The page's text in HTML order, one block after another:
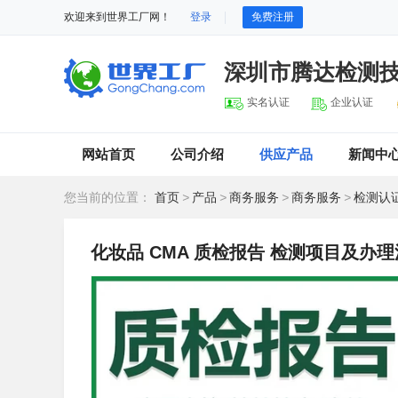
欢迎来到世界工厂网！ 登录 免费注册
深圳市腾达检测
实名认证 企业认证
网站首页 公司介绍 供应产品 新闻中
您当前的位置： 首页 > 产品 >商务服务 >商务服务 >检测认
化妆品 CMA 质检报告 检测项目及办